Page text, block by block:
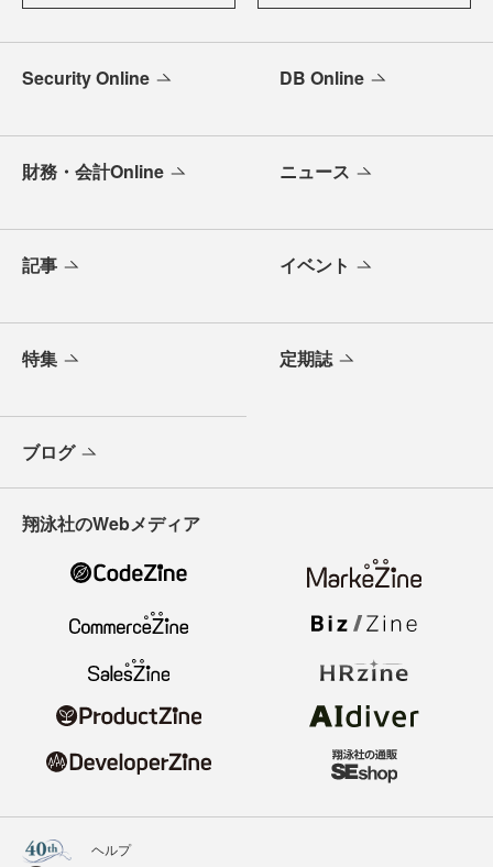
Security Online DB Online
財務・会計Online ニュース
記事 イベント
特集 定期誌
ブログ
翔泳社のWebメディア
ヘルプ